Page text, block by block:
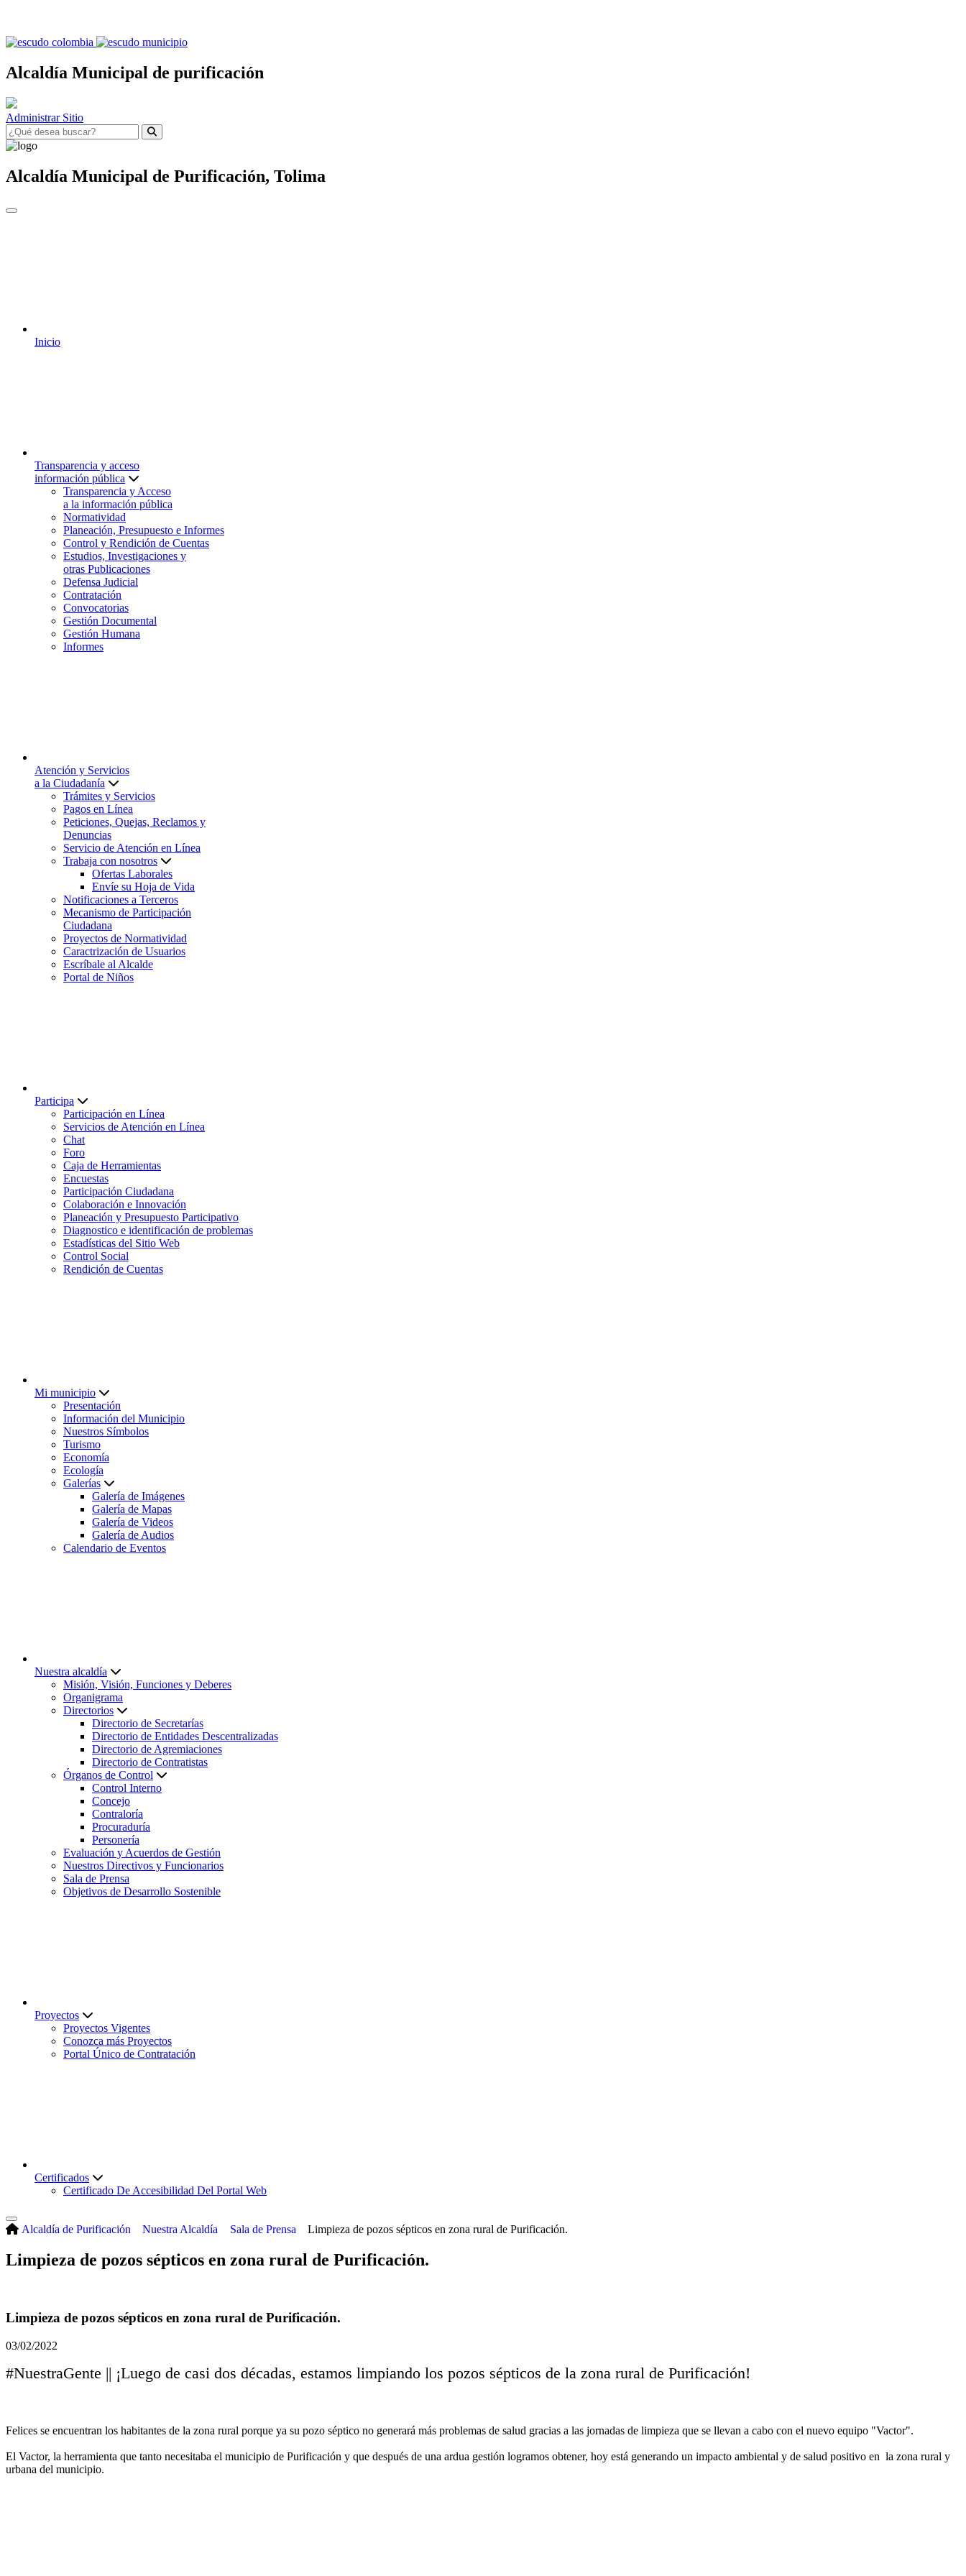
Alcaldía Municipal de purificación
Administrar Sitio
Alcaldía Municipal de Purificación, Tolima
Inicio
Transparencia y acceso
información pública
Transparencia y Acceso
a la información pública
Normatividad
Planeación, Presupuesto e Informes
Control y Rendición de Cuentas
Estudios, Investigaciones y
otras Publicaciones
Defensa Judicial
Contratación
Convocatorias
Gestión Documental
Gestión Humana
Informes
Atención y Servicios
a la Ciudadanía
Trámites y Servicios
Pagos en Línea
Peticiones, Quejas, Reclamos y
Denuncias
Servicio de Atención en Línea
Trabaja con nosotros
Ofertas Laborales
Envíe su Hoja de Vida
Notificaciones a Terceros
Mecanismo de Participación
Ciudadana
Proyectos de Normatividad
Caractrización de Usuarios
Escríbale al Alcalde
Portal de Niños
Participa
Participación en Línea
Servicios de Atención en Línea
Chat
Foro
Caja de Herramientas
Encuestas
Participación Ciudadana
Colaboración e Innovación
Planeación y Presupuesto Participativo
Diagnostico e identificación de problemas
Estadísticas del Sitio Web
Control Social
Rendición de Cuentas
Mi municipio
Presentación
Información del Municipio
Nuestros Símbolos
Turismo
Economía
Ecología
Galerías
Galería de Imágenes
Galería de Mapas
Galería de Videos
Galería de Audios
Calendario de Eventos
Nuestra alcaldía
Misión, Visión, Funciones y Deberes
Organigrama
Directorios
Directorio de Secretarías
Directorio de Entidades Descentralizadas
Directorio de Agremiaciones
Directorio de Contratistas
Órganos de Control
Control Interno
Concejo
Contraloría
Procuraduría
Personería
Evaluación y Acuerdos de Gestión
Nuestros Directivos y Funcionarios
Sala de Prensa
Objetivos de Desarrollo Sostenible
Proyectos
Proyectos Vigentes
Conozca más Proyectos
Portal Único de Contratación
Certificados
Certificado De Accesibilidad Del Portal Web
Alcaldía de Purificación Nuestra Alcaldía Sala de Prensa Limpieza de pozos sépticos en zona rural de Purificación.
Limpieza de pozos sépticos en zona rural de Purificación.
Limpieza de pozos sépticos en zona rural de Purificación.
03/02/2022
#NuestraGente || ¡Luego de casi dos décadas, estamos limpiando los pozos sépticos de la zona rural de Purificación!
Felices se encuentran los habitantes de la zona rural porque ya su pozo séptico no generará más problemas de salud gracias a las jornadas de limpieza que se llevan a cabo con el nuevo equipo "Vactor".
El Vactor, la herramienta que tanto necesitaba el municipio de Purificación y que después de una ardua gestión logramos obtener, hoy está generando un impacto ambiental y de salud positivo en la zona rural y
urbana del municipio.